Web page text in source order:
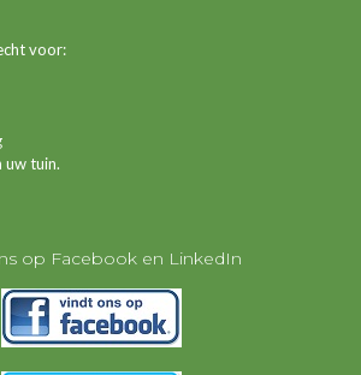
voor:
uw tuin.
op Facebook en LinkedIn